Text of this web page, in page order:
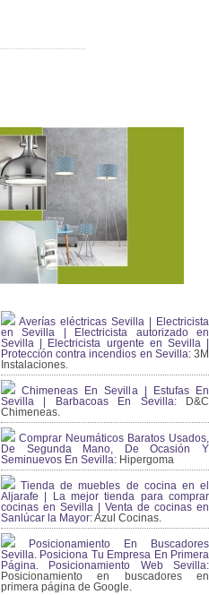
Averías eléctricas Sevilla | Electricista
en Sevilla | Electricista autorizado en
Sevilla | Electricista urgente en Sevilla |
Protección contra incendios en Sevilla:3M
Instalaciones.
Chimeneas En Sevilla | Estufas En
Sevilla | Barbacoas En Sevilla:D&C
Chimeneas.
Comprar Neumáticos Baratos Usados,
De Segunda Mano, De Ocasión Y
Seminuevos En Sevilla: Hipergoma
Tienda de muebles de cocina en el
Aljarafe | La mejor tienda para comprar
cocinas en Sevilla | Venta de cocinas en
Sanlúcar la Mayor:Azul Cocinas.
Posicionamiento En Buscadores
Sevilla. Posiciona Tu Empresa En Primera
Página. Posicionamiento Web Sevilla:
Posicionamiento en buscadores en
primera página de Google.